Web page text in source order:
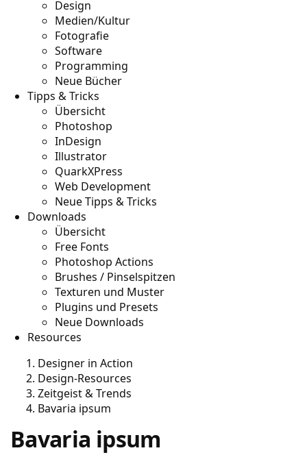
Design
Medien/Kultur
Fotografie
Software
Programming
Neue Bücher
Tipps & Tricks
Übersicht
Photoshop
InDesign
Illustrator
QuarkXPress
Web Development
Neue Tipps & Tricks
Downloads
Übersicht
Free Fonts
Photoshop Actions
Brushes / Pinselspitzen
Texturen und Muster
Plugins und Presets
Neue Downloads
Resources
Designer in Action
Design-Resources
Zeitgeist & Trends
Bavaria ipsum
Bavaria ipsum